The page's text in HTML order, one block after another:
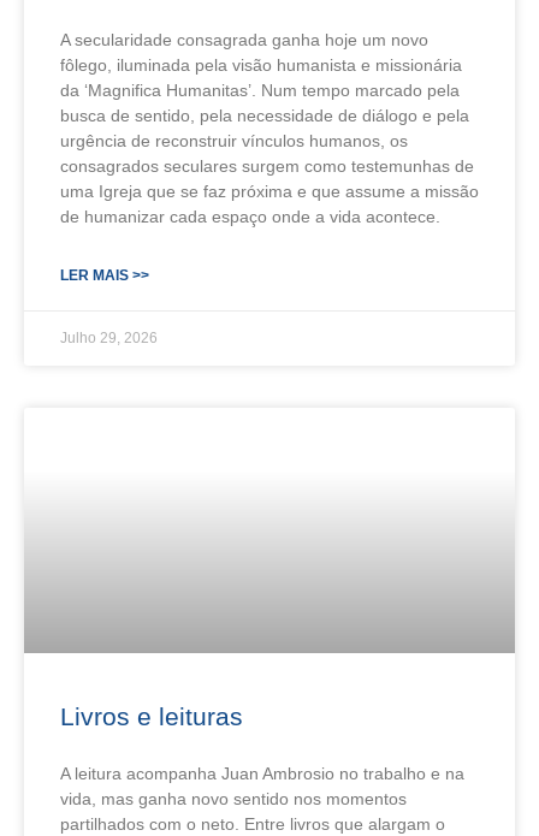
A secularidade consagrada ganha hoje um novo
fôlego, iluminada pela visão humanista e missionária
da ‘Magnifica Humanitas’. Num tempo marcado pela
busca de sentido, pela necessidade de diálogo e pela
urgência de reconstruir vínculos humanos, os
consagrados seculares surgem como testemunhas de
uma Igreja que se faz próxima e que assume a missão
de humanizar cada espaço onde a vida acontece.
LER MAIS >>
Julho 29, 2026
Livros e leituras
A leitura acompanha Juan Ambrosio no trabalho e na
vida, mas ganha novo sentido nos momentos
partilhados com o neto. Entre livros que alargam o